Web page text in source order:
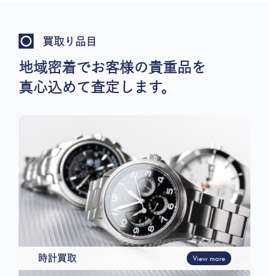
買取り品目
地域密着でお客様の貴重品を
真心込めて査定します。
時計買取 View more